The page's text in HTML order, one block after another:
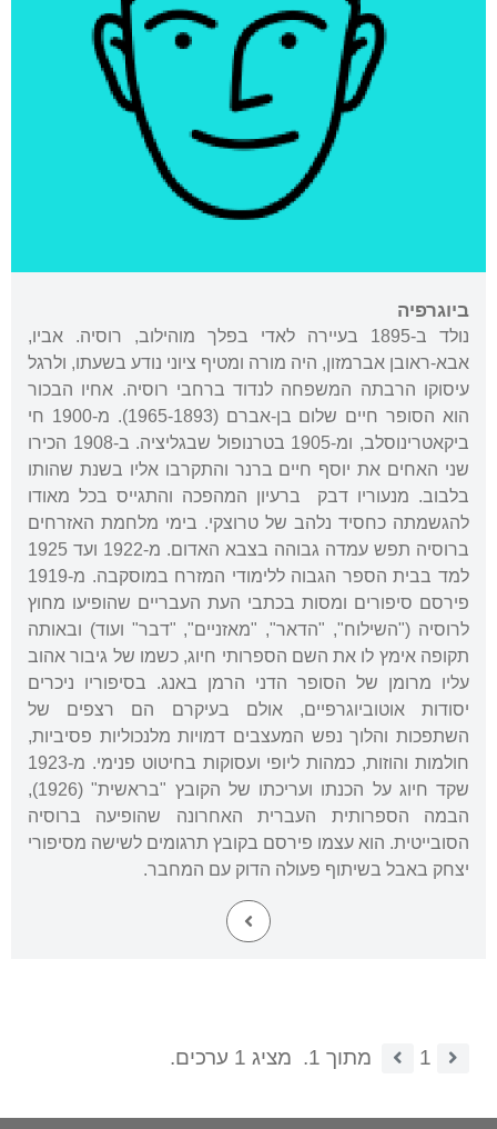
ביוגרפיה
נולד ב-1895 בעיירה לאדי בפלך מוהילוב, רוסיה. אביו,
אבא-ראובן אברמזון, היה מורה ומטיף ציוני נודע בשעתו, ולרגל
עיסוקו הרבתה המשפחה לנדוד ברחבי רוסיה. אחיו הבכור
הוא הסופר חיים שלום בן-אברם (1965-1893). מ-1900 חי
ביקאטרינוסלב, ומ-1905 בטרנופול שבגליציה. ב-1908 הכירו
שני האחים את יוסף חיים ברנר והתקרבו אליו בשנת שהותו
בלבוב. מנעוריו דבק ברעיון המהפכה והתגייס בכל מאודו
להגשמתה כחסיד נלהב של טרוצקי. בימי מלחמת האזרחים
ברוסיה תפש עמדה גבוהה בצבא האדום. מ-1922 ועד 1925
למד בבית הספר הגבוה ללימודי המזרח במוסקבה. מ-1919
פירסם סיפורים ומסות בכתבי העת העבריים שהופיעו מחוץ
לרוסיה ("השילוח", "הדאר", "מאזניים", "דבר" ועוד) ובאותה
תקופה אימץ לו את השם הספרותי חיוג, כשמו של גיבור אהוב
עליו מרומן של הסופר הדני הרמן באנג. בסיפוריו ניכרים
יסודות אוטוביוגרפיים, אולם בעיקרם הם רצפים של
השתפכות והלוך נפש המעצבים דמויות מלנכוליות פסיביות,
חולמות והוזות, כמהות ליופי ועסוקות בחיטוט פנימי. מ-1923
שקד חיוג על הכנתו ועריכתו של הקובץ "בראשית" (1926),
הבמה הספרותית העברית האחרונה שהופיעה ברוסיה
הסובייטית. הוא עצמו פירסם בקובץ תרגומים לשישה מסיפורי
יצחק באבל בשיתוף פעולה הדוק עם המחבר.
1 מתוך 1. מציג 1 ערכים.